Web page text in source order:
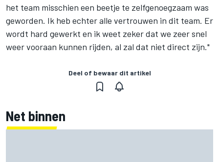
het team misschien een beetje te zelfgenoegzaam was
geworden. Ik heb echter alle vertrouwen in dit team. Er
wordt hard gewerkt en ik weet zeker dat we zeer snel
weer vooraan kunnen rijden, al zal dat niet direct zijn."
Deel of bewaar dit artikel
Net binnen